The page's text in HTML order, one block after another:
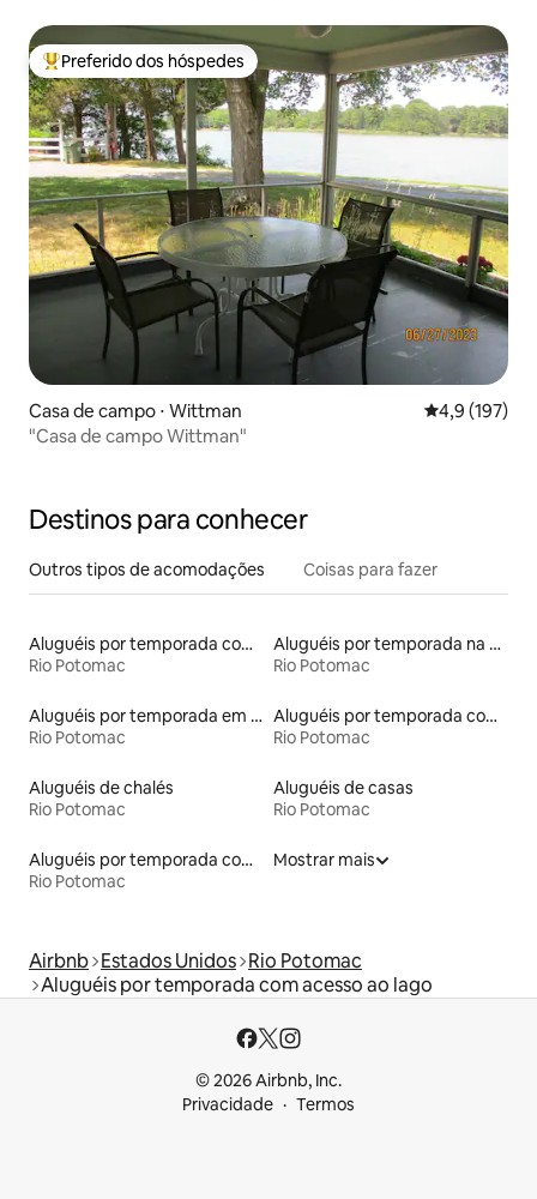
Entre os melhores preferidos dos hóspedes
Preferido dos hóspedes
Casa de campo ⋅ Wittman 4,9 de uma
4,9 (197)
"Casa de campo Wittman"
Destinos para conhecer
Outros tipos de acomodações Coisas para fazer
Aluguéis por temporada com cama de altura acessível
Rio Potomac
Aluguéis por temporada na orla
Rio Potomac
Aluguéis por temporada em resorts
Rio Potomac
Aluguéis por temporada com banheiro para PCD
Rio Potomac
Aluguéis de chalés
Rio Potomac
Aluguéis de casas
Rio Potomac
Aluguéis por temporada com caiaque
Rio Potomac
Mostrar mais
Airbnb Estados Unidos Rio Potomac
Aluguéis por temporada com acesso ao lago
© 2026 Airbnb, Inc.
Privacidade
Termos